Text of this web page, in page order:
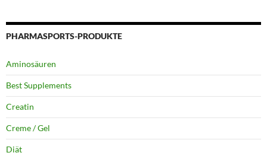
PHARMASPORTS-PRODUKTE
Aminosäuren
Best Supplements
Creatin
Creme / Gel
Diät